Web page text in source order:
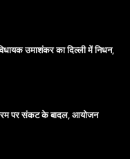
उमाशंकर का दिल्ली में निधन,
पर संकट के बादल, आयोजन